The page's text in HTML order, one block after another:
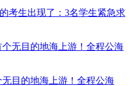
考生出现了：3名学生紧急求
目的地海上游！全程公海